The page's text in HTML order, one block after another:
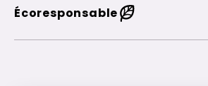
Écoresponsable